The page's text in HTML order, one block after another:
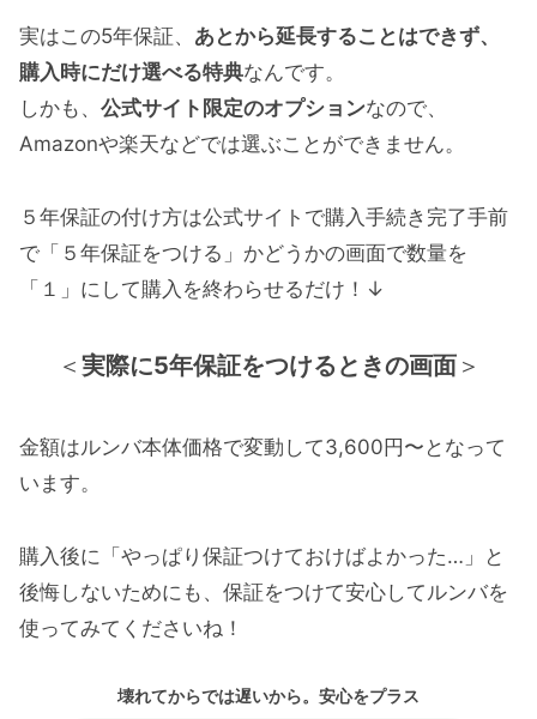
実はこの5年保証、 あとから延長することはできず、
購入時にだけ選べる特典なんです。
しかも、 公式サイト限定のオプションなので、
Amazonや楽天などでは選ぶことができません。
５年保証の付け方は公式サイトで購入手続き完了手前
で「５年保証をつける」かどうかの画面で数量を
「１」にして購入を終わらせるだけ！↓
＜ 実際に5年保証をつけるときの画面＞
金額はルンバ本体価格で変動して3,600円〜となって
います。
購入後に「やっぱり保証つけておけばよかった…」と
後悔しないためにも、保証をつけて安心してルンバを
使ってみてくださいね！
壊れてからでは遅いから。安心をプラス